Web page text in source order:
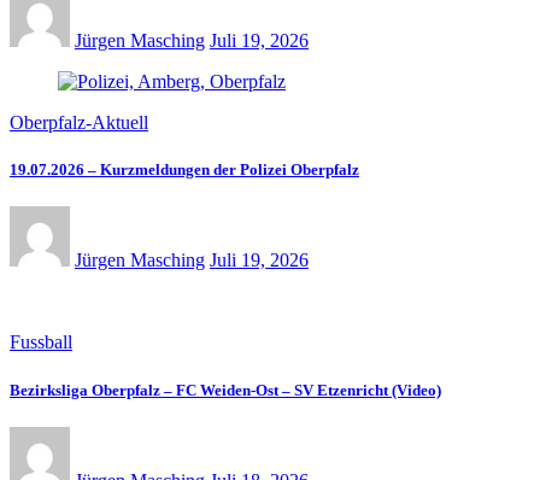
Jürgen Masching Juli 19, 2026
Oberpfalz-Aktuell
19.07.2026 – Kurzmeldungen der Polizei Oberpfalz
Jürgen Masching Juli 19, 2026
Fussball
Bezirksliga Oberpfalz – FC Weiden-Ost – SV Etzenricht (Video)